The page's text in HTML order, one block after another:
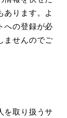
あります。よ
への登録が必
ませんのでご
を取り扱うサ